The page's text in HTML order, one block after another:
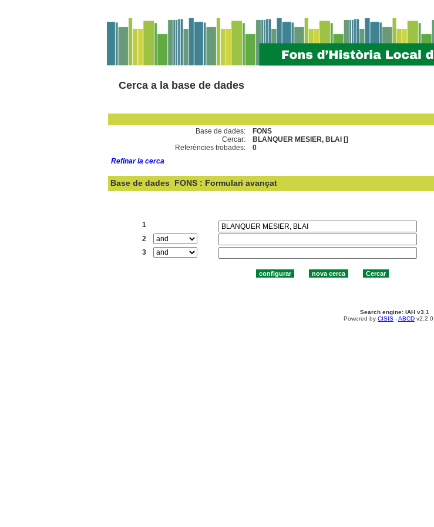
Cerca a la base de dades
Base de dades:
FONS
Cercar:
BLANQUER MESIER, BLAI []
Referències trobades:
0
Refinar la cerca
Base de dades FONS : Formulari avançat
1
2
3
Search engine: IAH v3.1
Powered by CISIS-ABCDv2.2.0